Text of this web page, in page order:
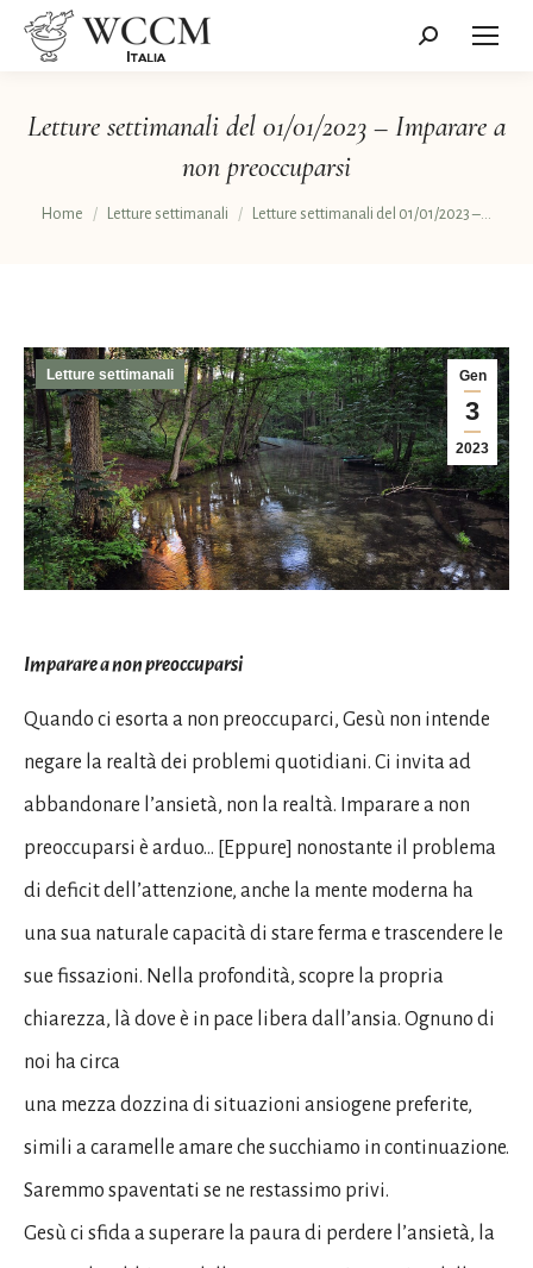
Cerca:
Letture settimanali del 01/01/2023 – Imparare a
non preoccuparsi
Tu sei qui:
Home Letture settimanali Letture settimanali del 01/01/2023 –…
Gen
3
2023
Letture settimanali
Imparare a non preoccuparsi
Quando ci esorta a non preoccuparci, Gesù non intende
negare la realtà dei problemi quotidiani. Ci invita ad
abbandonare l’ansietà, non la realtà. Imparare a non
preoccuparsi è arduo… [Eppure] nonostante il problema
di deficit dell’attenzione, anche la mente moderna ha
una sua naturale capacità di stare ferma e trascendere le
sue fissazioni. Nella profondità, scopre la propria
chiarezza, là dove è in pace libera dall’ansia. Ognuno di
noi ha circa
una mezza dozzina di situazioni ansiogene preferite,
simili a caramelle amare che succhiamo in continuazione.
Saremmo spaventati se ne restassimo privi.
Gesù ci sfida a superare la paura di perdere l’ansietà, la